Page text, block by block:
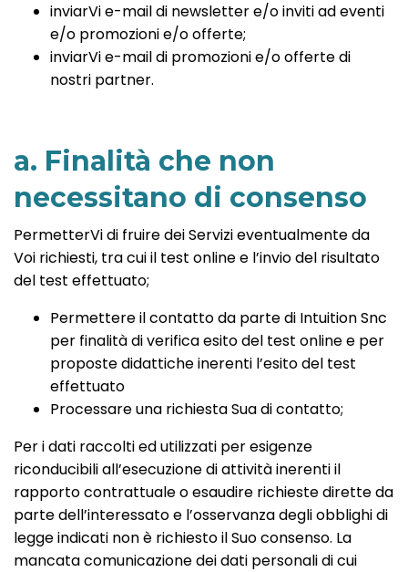
inviarVi e-mail di newsletter e/o inviti ad eventi
e/o promozioni e/o offerte;
inviarVi e-mail di promozioni e/o offerte di
nostri partner.
a. Finalità che non
necessitano di consenso
PermetterVi di fruire dei Servizi eventualmente da
Voi richiesti, tra cui il test online e l’invio del risultato
del test effettuato;
Permettere il contatto da parte di Intuition Snc
per finalità di verifica esito del test online e per
proposte didattiche inerenti l’esito del test
effettuato
Processare una richiesta Sua di contatto;
Per i dati raccolti ed utilizzati per esigenze
riconducibili all’esecuzione di attività inerenti il
rapporto contrattuale o esaudire richieste dirette da
parte dell’interessato e l’osservanza degli obblighi di
legge indicati non è richiesto il Suo consenso. La
mancata comunicazione dei dati personali di cui